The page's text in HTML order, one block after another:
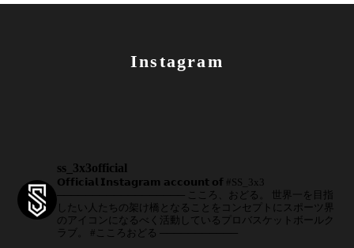
Instagram
ss_3x3official
𝗢𝗳𝗳𝗶𝗰𝗶𝗮𝗹 𝗜𝗻𝘀𝘁𝗮𝗴𝗿𝗮𝗺 𝗮𝗰𝗰𝗼𝘂𝗻𝘁 𝗼𝗳 #SS_3x3
────────────────── こころ、おどる。
世界一を目指
したい人たちの架け橋となることをコンセプトにスポーツ界
のアイコンになるべく活動しているプロバスケットボールク
ラブ。
#こころおどる ───────────